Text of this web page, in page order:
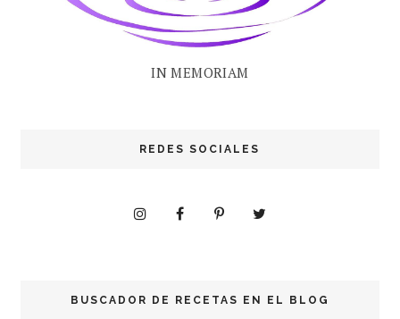
IN MEMORIAM
REDES SOCIALES
BUSCADOR DE RECETAS EN EL BLOG